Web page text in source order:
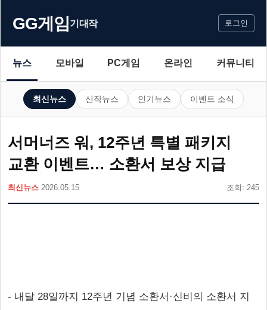
GG게임기대작 로그인
뉴스 모바일 PC게임 온라인 커뮤니티
최신뉴스 신작뉴스 인기뉴스 이벤트 소식
서머너즈 워, 12주년 특별 패키지
교환 이벤트… 소환서 보상 지급
최신뉴스 2026.05.15 조회: 245
- 내달 28일까지 12주년 기념 소환서·신비의 소환서 지